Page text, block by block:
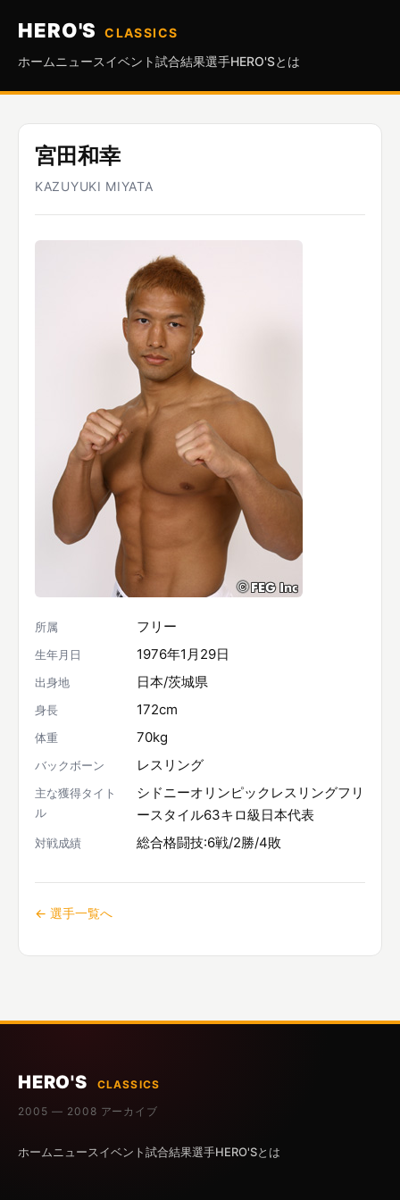
HERO'S
CLASSICS
ホーム ニュースイベント試合結果選手HERO'Sとは
宮田和幸
KAZUYUKI MIYATA
所属 フリー
生年月日 1976年1月29日
出身地 日本/茨城県
身長 172cm
体重 70kg
バックボーン レスリング
主な獲得タイト
ル
シドニーオリンピックレスリングフリ
ースタイル63キロ級日本代表
対戦成績 総合格闘技:6戦/2勝/4敗
← 選手一覧へ
HERO'S
CLASSICS
2005 — 2008 アーカイブ
ホームニュースイベント試合結果選手HERO'Sとは